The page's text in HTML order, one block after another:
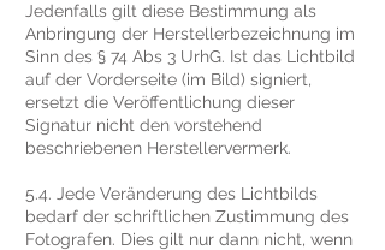
Jedenfalls gilt diese Bestimmung als
Anbringung der Herstellerbezeichnung im
Sinn des § 74 Abs 3 UrhG. Ist das Lichtbild
auf der Vorderseite (im Bild) signiert,
ersetzt die Veröffentlichung dieser
Signatur nicht den vorstehend
beschriebenen Herstellervermerk.
5.4. Jede Veränderung des Lichtbilds
bedarf der schriftlichen Zustimmung des
Fotografen. Dies gilt nur dann nicht, wenn